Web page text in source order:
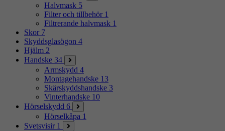
Halvmask 5
Filter och tillbehör 1
Filtrerande halvmask 1
Skor 7
Skyddsglasögon 4
Hjälm 2
Handske 34
Armskydd 4
Montagehandske 13
Skärskyddshandske 3
Vinterhandske 10
Hörselskydd 6
Hörselkåpa 1
Svetsvisir 1